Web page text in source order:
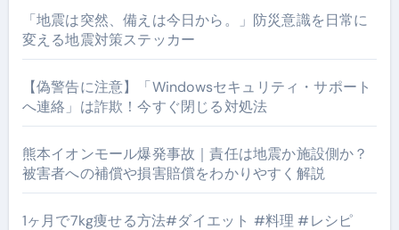
「地震は突然、備えは今日から。」防災意識を日常に
変える地震対策ステッカー
【偽警告に注意】「Windowsセキュリティ・サポート
へ連絡」は詐欺！今すぐ閉じる対処法
熊本イオンモール爆発事故｜責任は地震か施設側か？
被害者への補償や損害賠償をわかりやすく解説
1ヶ月で7kg痩せる方法#ダイエット #料理 #レシピ